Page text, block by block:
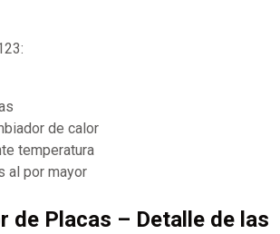
de calor
temperatura
al por mayor
de Placas – Detalle de las